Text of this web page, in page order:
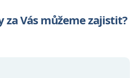
za Vás můžeme zajistit?